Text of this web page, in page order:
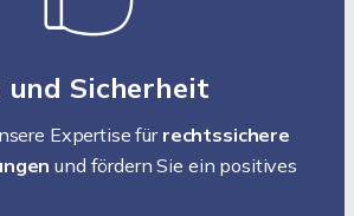
Sicherheit
Expertise fürrechtssichere
und fördern Sie ein positives